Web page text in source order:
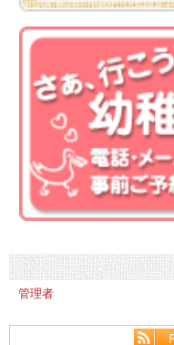
管理者